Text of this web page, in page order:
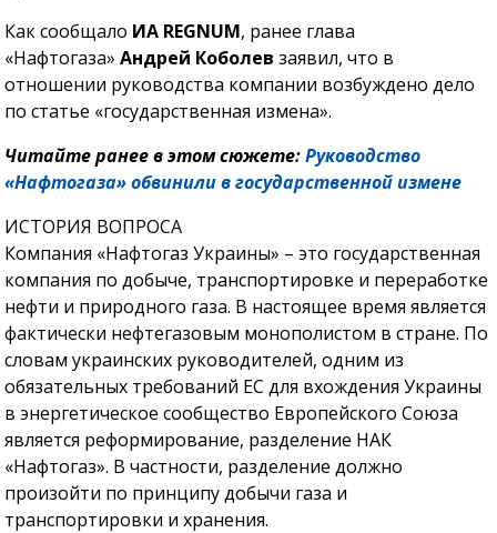
Как сообщало ИА REGNUM, ранее глава
«Нафтогаза»Андрей Коболев заявил, что в
отношении руководства компании возбуждено дело
по статье «государственная измена».
Читайте ранее в этом сюжете:Руководство
«Нафтогаза» обвинили в государственной измене
ИСТОРИЯ ВОПРОСА
Компания «Нафтогаз Украины» – это государственная
компания по добыче, транспортировке и переработке
нефти и природного газа. В настоящее время является
фактически нефтегазовым монополистом в стране. По
словам украинских руководителей, одним из
обязательных требований ЕС для вхождения Украины
в энергетическое сообщество Европейского Союза
является реформирование, разделение НАК
«Нафтогаз». В частности, разделение должно
произойти по принципу добычи газа и
транспортировки и хранения.